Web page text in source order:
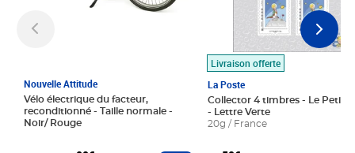
Nouvelle Attitude
Vélo électrique du facteur,
reconditionné - Taille normale -
Noir/ Rouge
Livraison offerte
La Poste
Collector 4 timbres - Le Petit
- Lettre Verte
20g / France